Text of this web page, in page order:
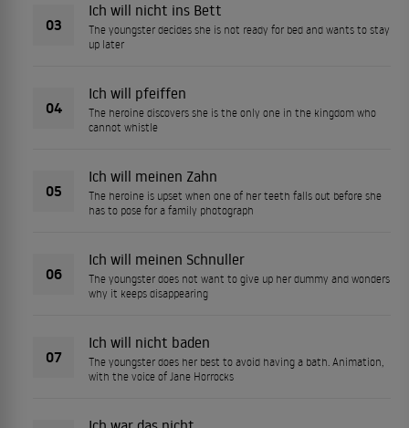
03
Ich will nicht ins Bett
The youngster decides she is not ready for bed and wants to stay
up later
04
Ich will pfeiffen
The heroine discovers she is the only one in the kingdom who
cannot whistle
05
Ich will meinen Zahn
The heroine is upset when one of her teeth falls out before she
has to pose for a family photograph
06
Ich will meinen Schnuller
The youngster does not want to give up her dummy and wonders
why it keeps disappearing
07
Ich will nicht baden
The youngster does her best to avoid having a bath. Animation,
with the voice of Jane Horrocks